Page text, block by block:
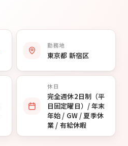
勤務地
東京都 新宿区
休日
完全週休2日制（平
日固定曜日）/ 年末
年始 / GW / 夏季休
業 / 有給休暇